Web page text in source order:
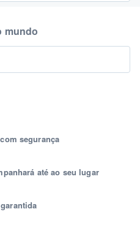
segurança
até ao seu lugar
mundo